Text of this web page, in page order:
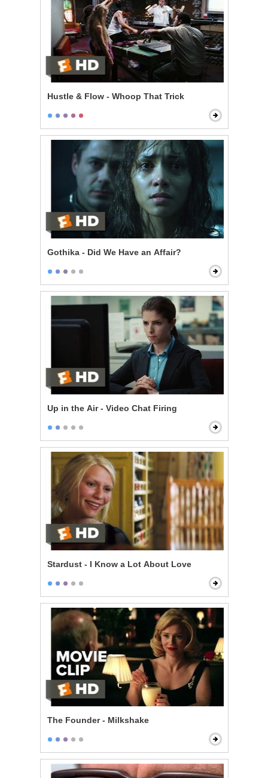
Hustle & Flow - Whoop That Trick
Gothika - Did We Have an Affair?
Up in the Air - Video Chat Firing
Stardust - I Know a Lot About Love
The Founder - Milkshake